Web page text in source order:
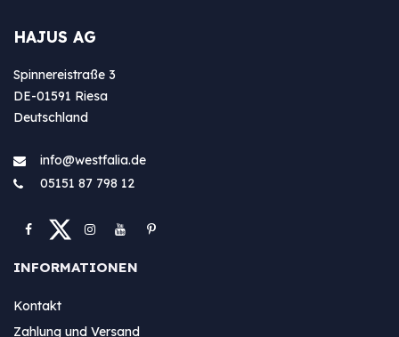
HAJUS AG
Spinnereistraße 3
DE-01591 Riesa
Deutschland
info@westfa​lia.de
05151 87 798 12
INFORMATIONEN
Kontakt
Zahlung und Versand